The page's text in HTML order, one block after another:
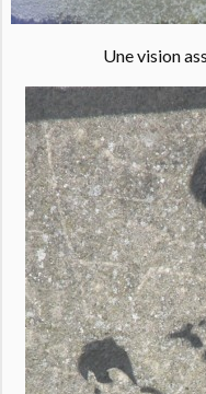
Une vision